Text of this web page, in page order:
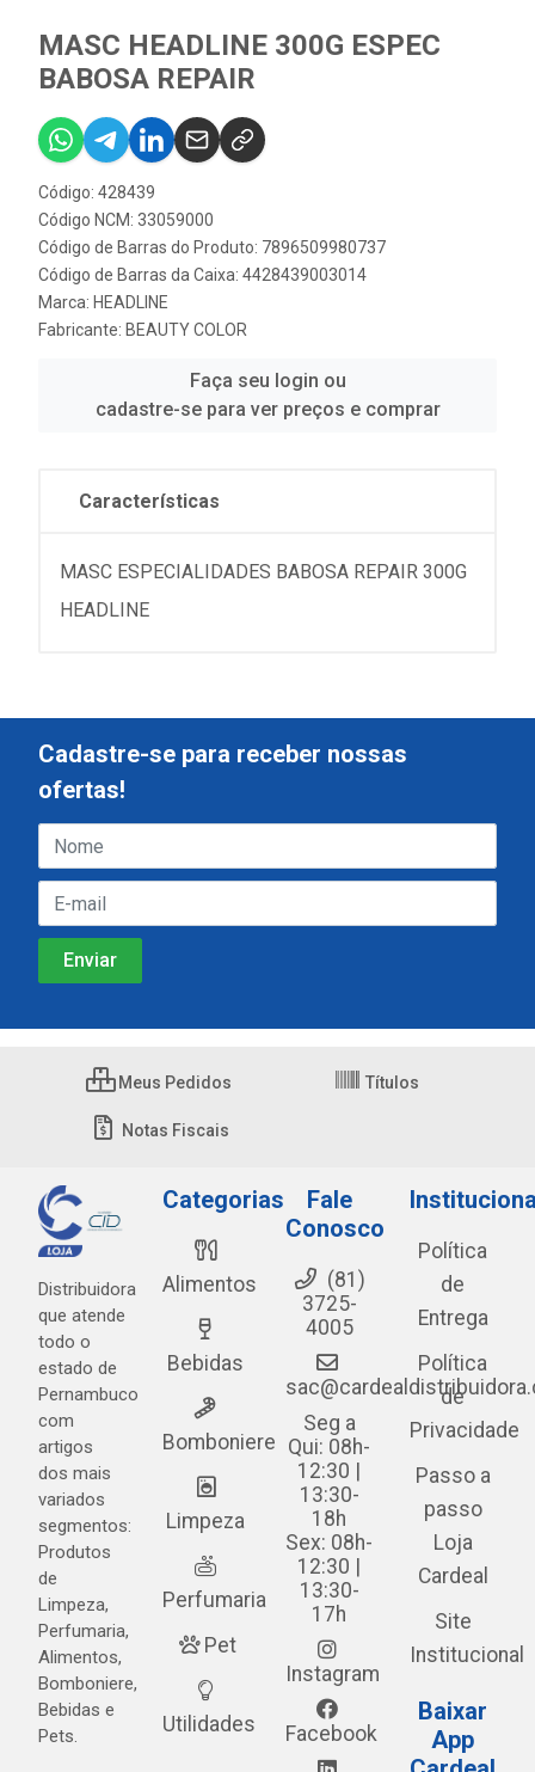
MASC HEADLINE 300G ESPEC
BABOSA REPAIR
Código: 428439
Código NCM: 33059000
Código de Barras do Produto: 7896509980737
Código de Barras da Caixa: 4428439003014
Marca: HEADLINE
Fabricante: BEAUTY COLOR
Faça seu login ou
cadastre-se para ver preços e comprar
Características
MASC ESPECIALIDADES BABOSA REPAIR 300G
HEADLINE
Cadastre-se para receber nossas
ofertas!
Meus Pedidos Títulos
Notas Fiscais
Distribuidora
que atende
todo o
estado de
Pernambuco
com
artigos
dos mais
variados
segmentos:
Produtos
de
Limpeza,
Perfumaria,
Alimentos,
Bomboniere,
Bebidas e
Pets.
Categorias
Alimentos
Bebidas
Bomboniere
Limpeza
Perfumaria
Pet
Utilidades
Fale
Conosco
(81)
3725-
4005
Seg a
Qui: 08h-
12:30 |
13:30-
18h
Sex: 08h-
12:30 |
13:30-
17h
Instagram
Facebook
Política
de
Entrega
Política
de
Privacidade
Passo a
passo
Loja
Cardeal
Site
Institucional
Baixar
App